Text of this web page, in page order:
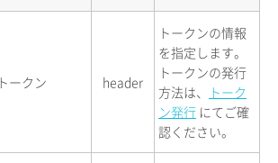
トークン header
トークンの情報
を指定します。
トークンの発行
方法は、
トーク
ン発行 にてご確
認ください。